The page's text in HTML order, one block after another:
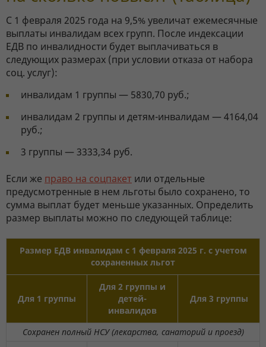
С 1 февраля 2025 года на 9,5% увеличат ежемесячные
выплаты инвалидам всех групп. После индексации
ЕДВ по инвалидности будет выплачиваться в
следующих размерах (при условии отказа от набора
соц. услуг):
инвалидам 1 группы — 5830,70 руб.;
инвалидам 2 группы и детям-инвалидам — 4164,04
руб.;
3 группы — 3333,34 руб.
Если же право на соцпакет или отдельные
предусмотренные в нем льготы было сохранено, то
сумма выплат будет меньше указанных. Определить
размер выплаты можно по следующей таблице:
Размер ЕДВ инвалидам с 1 февраля 2025 г. с учетом
сохраненных льгот
Для 1 группы
Для 2 группы и
детей-
инвалидов
Для 3 группы
Сохранен полный НСУ (лекарства, санаторий и проезд)